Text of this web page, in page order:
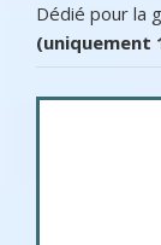
Dédié pour la
(uniquement